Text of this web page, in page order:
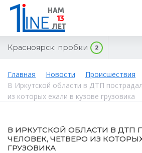
Красноярск: пробки 2
Главная Новости
Происшествия
В Иркутской области в ДТП
из которых ехали в кузове грузовика
В ИРКУТСКОЙ ОБЛАСТИ В ДТП
ЧЕЛОВЕК, ЧЕТВЕРО ИЗ
ГРУЗОВИКА